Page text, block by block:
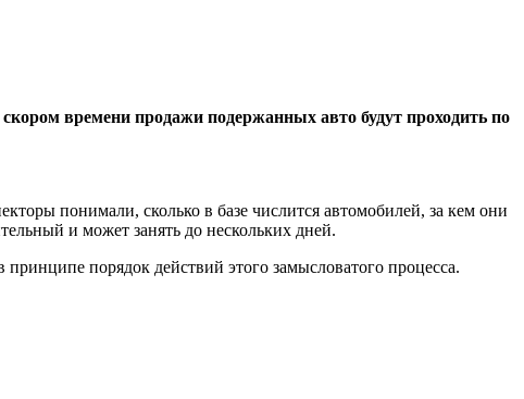
времени продажи подержанных авто будут проходить по
понимали, сколько в базе числится автомобилей, за кем они
и может занять до нескольких дней.
порядок действий этого замысловатого процесса.